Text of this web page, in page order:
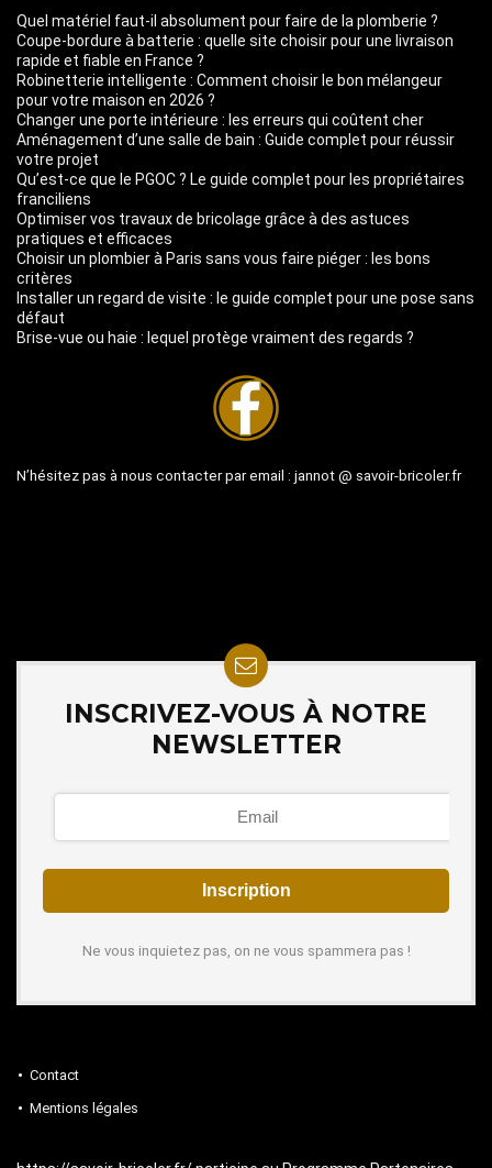
Quel matériel faut-il absolument pour faire de la plomberie ?
Coupe-bordure à batterie : quelle site choisir pour une livraison
rapide et fiable en France ?
Robinetterie intelligente : Comment choisir le bon mélangeur
pour votre maison en 2026 ?
Changer une porte intérieure : les erreurs qui coûtent cher
Aménagement d’une salle de bain : Guide complet pour réussir
votre projet
Qu’est-ce que le PGOC ? Le guide complet pour les propriétaires
franciliens
Optimiser vos travaux de bricolage grâce à des astuces
pratiques et efficaces
Choisir un plombier à Paris sans vous faire piéger : les bons
critères
Installer un regard de visite : le guide complet pour une pose sans
défaut
Brise-vue ou haie : lequel protège vraiment des regards ?
N’hésitez pas à nous contacter par email : jannot @ savoir-bricoler.fr
INSCRIVEZ-VOUS À NOTRE
NEWSLETTER
Ne vous inquietez pas, on ne vous spammera pas !
Contact
Mentions légales